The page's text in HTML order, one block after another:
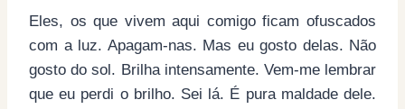
Eles, os que vivem aqui comigo ficam ofuscados
com a luz. Apagam-nas. Mas eu gosto delas. Não
gosto do sol. Brilha intensamente. Vem-me lembrar
que eu perdi o brilho. Sei lá. É pura maldade dele.